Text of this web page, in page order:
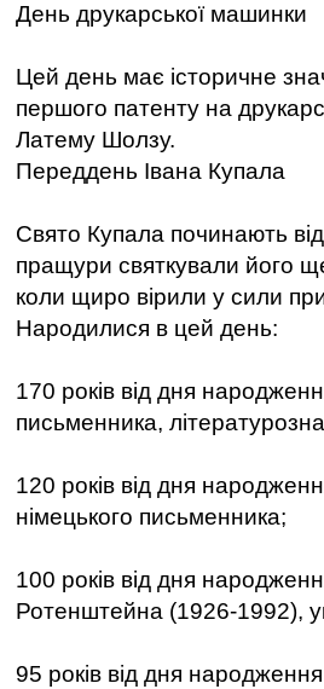
День друкарської машинки
Цей день має історичне
першого патенту на
Латему Шолзу.
Переддень Івана Купала
Свято Купала починають
пращури святкували його
коли щиро вірили у сили
Народилися в цей день:
170 років від дня
письменника,
120 років від дня
німецького письменника;
100 років від дня
Ротенштейна (1926-1992),
95 років від дня